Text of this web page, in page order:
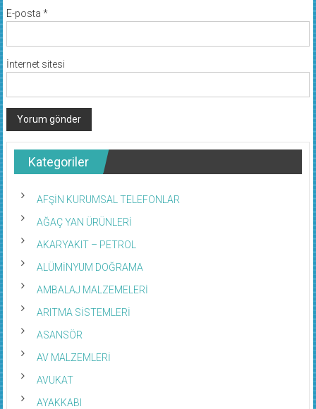
E-posta *
İnternet sitesi
Kategoriler
AFŞİN KURUMSAL TELEFONLAR
AĞAÇ YAN ÜRÜNLERİ
AKARYAKIT – PETROL
ALÜMİNYUM DOĞRAMA
AMBALAJ MALZEMELERİ
ARITMA SİSTEMLERİ
ASANSÖR
AV MALZEMLERİ
AVUKAT
AYAKKABI